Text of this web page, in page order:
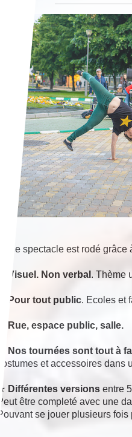
★ Ce spectacle est rodé grâce
Visuel. Non verbal . Thème
Pour tout public. Ecoles et
Rue, espace public, salle.
Nos tournées sont tout à
costumes et accessoires dans
★ Différentes versions entre
Peut être completé avec une
Pouvant se jouer plusieurs fois